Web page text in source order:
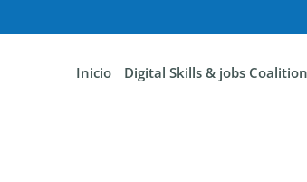
Inicio Digital Skills & jobs